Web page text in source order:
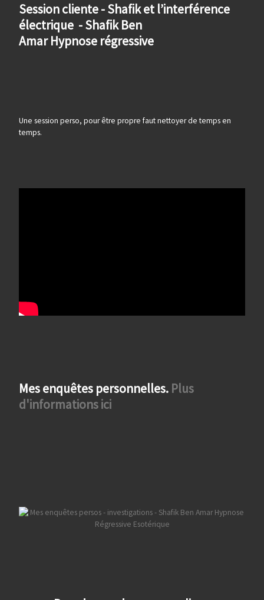
Session cliente - Shafik et l’interférence
électrique - Shafik Ben
Amar Hypnose régressive
Une session perso, pour être propre faut nettoyer de temps en
temps.
Mes enquêtes personnelles. Plus
d'informations ici